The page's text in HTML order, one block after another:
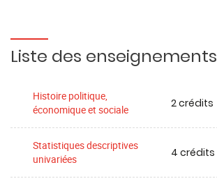
Liste des enseignements
Histoire politique,
économique et sociale
2 crédits
Statistiques descriptives
univariées
4 crédits